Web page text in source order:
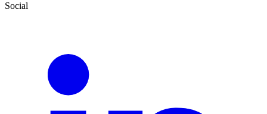
Social